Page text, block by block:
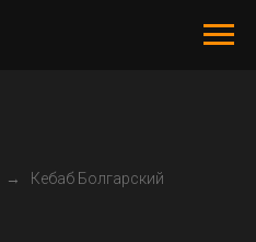
→ Кебаб Болгарский